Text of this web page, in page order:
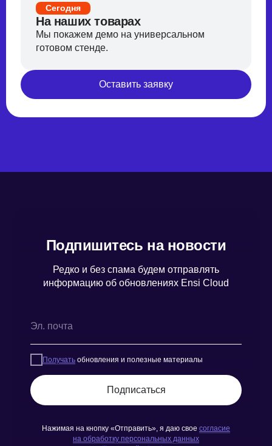
На наших товарах
Сегодня
Мы покажем демо на универсальном
готовом стенде.
Оставить заявку
Подпишитесь на новости
Редко и без спама будем отправлять
информацию об обновлениях Ensi Cloud
Получать обновления и полезные материалы
Подписаться
Нажимая на кнопку «Отправить», я даю свое согласие
на обработку персональных данных